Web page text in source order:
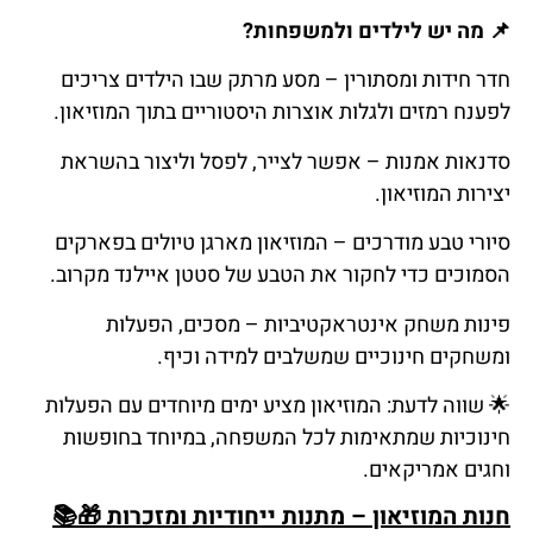
📌 מה ישלילדים ולמשפחות?
חדר חידות ומסתורין – מסע מרתק שבו הילדים צריכים
לפענח רמזים ולגלות אוצרות היסטוריים בתוך המוזיאון.
סדנאות אמנות – אפשר לצייר, לפסל וליצור בהשראת
יצירות המוזיאון.
סיורי טבע מודרכים – המוזיאון מארגן טיולים בפארקים
הסמוכים כדי לחקור את הטבע של סטטן איילנד מקרוב.
פינות משחק אינטראקטיביות – מסכים, הפעלות
ומשחקים חינוכיים שמשלבים למידה וכיף.
🌟שווהלדעת: המוזיאון מציע ימים מיוחדים עם הפעלות
חינוכיות שמתאימות לכל המשפחה, במיוחד בחופשות
וחגים אמריקאים.
חנות המוזיאון – מתנות ייחודיות ומזכרות🎁📚